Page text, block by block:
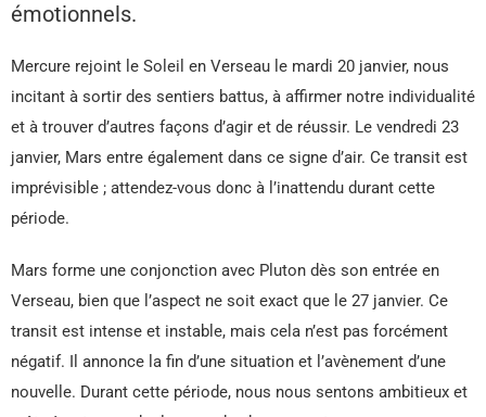
émotionnels.
Mercure rejoint le Soleil en Verseau le mardi 20 janvier, nous
incitant à sortir des sentiers battus, à affirmer notre individualité
et à trouver d’autres façons d’agir et de réussir. Le vendredi 23
janvier, Mars entre également dans ce signe d’air. Ce transit est
imprévisible ; attendez-vous donc à l’inattendu durant cette
période.
Mars forme une conjonction avec Pluton dès son entrée en
Verseau, bien que l’aspect ne soit exact que le 27 janvier. Ce
transit est intense et instable, mais cela n’est pas forcément
négatif. Il annonce la fin d’une situation et l’avènement d’une
nouvelle. Durant cette période, nous nous sentons ambitieux et